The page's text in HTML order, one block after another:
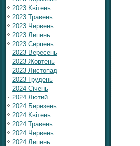
2023 Квітень
2023 Травень
2023 Червень
2023 Липень
2023 Серпень
2023 Вересень
2023 Жовтень
2023 Листопад
2023 Грудень
2024 Січень
2024 Лютий
2024 Березень
2024 Квітень
2024 Травень
2024 Червень
2024 Липень